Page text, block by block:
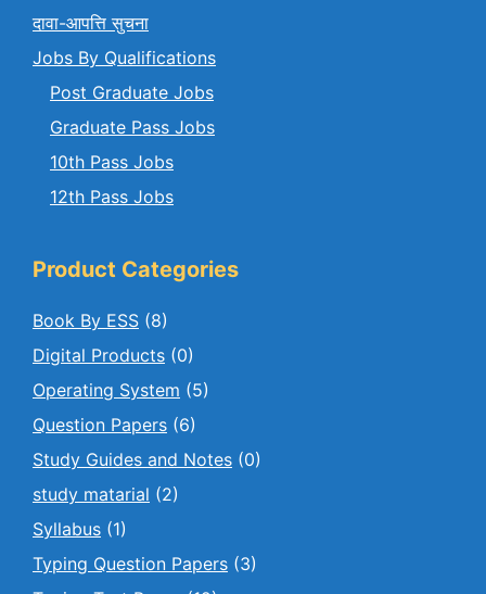
दावा-आपत्ति सुचना
Jobs By Qualifications
Post Graduate Jobs
Graduate Pass Jobs
10th Pass Jobs
12th Pass Jobs
Product Categories
Book By ESS (8)
Digital Products (0)
Operating System (5)
Question Papers (6)
Study Guides and Notes (0)
study matarial (2)
Syllabus (1)
Typing Question Papers (3)